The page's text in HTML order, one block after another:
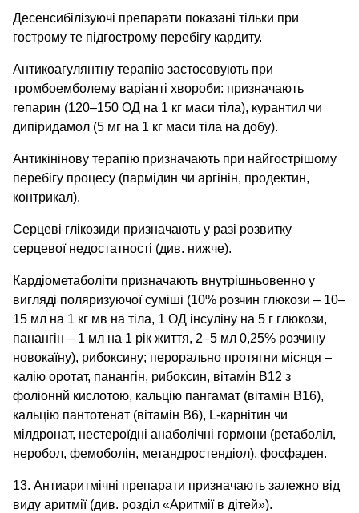
Десенсибілізуючі препарати показані тільки при
гострому те підгострому перебігу кардиту.
Антикоагулянтну терапію застосовують при
тромбоемболему варіанті хвороби: призначають
гепарин (120–150 ОД на 1 кг маси тіла), курантил чи
дипіридамол (5 мг на 1 кг маси тіла на добу).
Антикінінову терапію призначають при найгострішому
перебігу процесу (пармідин чи аргінін, продектин,
контрикал).
Серцеві глікозиди призначають у разі розвитку
серцевої недостатності (див. нижче).
Кардіометаболіти призначають внутрішньовенно у
вигляді поляризуючої суміші (10% розчин глюкози – 10–
15 мл на 1 кг мв на тіла, 1 ОД інсуліну на 5 г глюкози,
панангін – 1 мл на 1 рік життя, 2–5 мл 0,25% розчину
новокаїну), рибоксину; перорально протягни місяця –
калію оротат, панангін, рибоксин, вітамін В12 з
фоліоннй кислотою, кальцію пангамат (вітамін В16),
кальцію пантотенат (вітамін В6), L-карнітин чи
мілдронат, нестероїдні анаболічні гормони (ретаболіл,
неробол, фемоболін, метандростендіол), фосфаден.
13. Антиаритмічні препарати призначають залежно від
виду аритмії (див. розділ «Аритмії в дітей»).